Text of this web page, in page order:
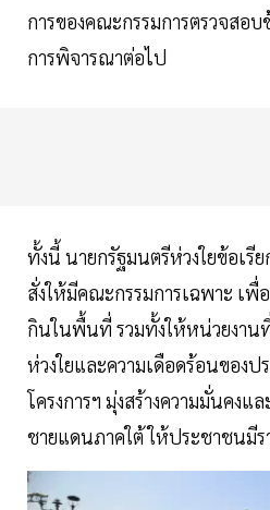
การของคณะกรรมการตรวจสอ
การพิจารณาต่อไป
ทั้งนี้ นายกรัฐมนตรีห่วงใยข้อเรี
สั่งให้มีคณะกรรมการเฉพาะ เ
กินในพื้นที่ รวมทั้งให้หน่วยงานที่
ห่วงใยและความเดือดร้อนของ
โครงการฯ มุ่งสร้างความมั่นคงแ
ชายแดนภาคใต้ ให้ประชาชนมีร